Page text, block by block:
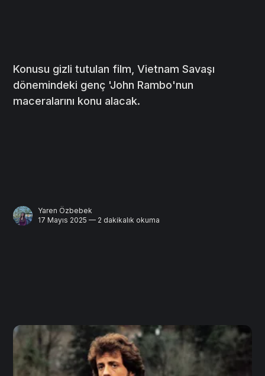
Konusu gizli tutulan film, Vietnam Savaşı
dönemindeki genç 'John Rambo'nun
maceralarını konu alacak.
Yaren Özbebek
17 Mayıs 2025 — 2 dakikalık okuma